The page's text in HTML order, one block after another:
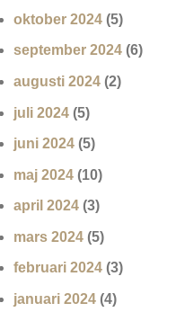
oktober 2024 (5)
september 2024 (6)
augusti 2024 (2)
juli 2024 (5)
juni 2024 (5)
maj 2024 (10)
april 2024 (3)
mars 2024 (5)
februari 2024 (3)
januari 2024 (4)